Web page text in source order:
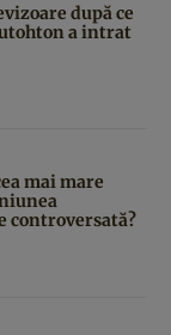
după ce
a intrat
mai mare
controversată?